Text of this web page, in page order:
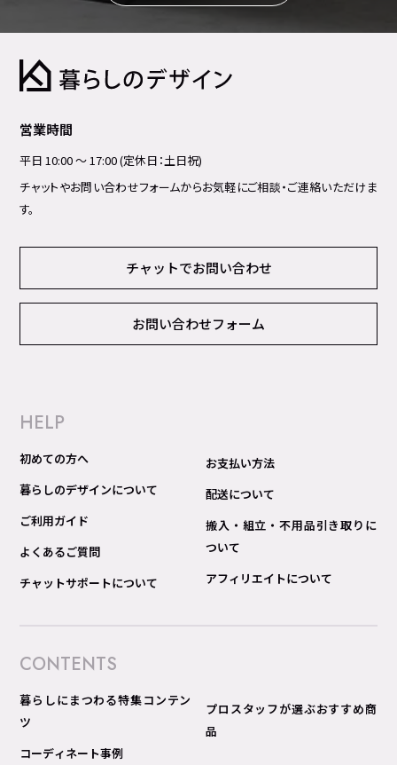
営業時間
平日 10:00 ～ 17:00 (定休日：土日祝)
チャットやお問い合わせフォームからお気軽にご相談・ご連絡いただけま
す。
チャットでお問い合わせ
お問い合わせフォーム
HELP
初めての方へ
暮らしのデザインについて
ご利用ガイド
よくあるご質問
チャットサポートについて
お支払い方法
配送について
搬入・組立・不用品引き取りに
ついて
アフィリエイトについて
CONTENTS
暮らしにまつわる特集コンテン
ツ
コーディネート事例
プロスタッフが選ぶおすすめ商
品